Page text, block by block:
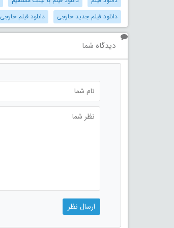
دانلود فیلم جدید خارجی
دانلود فیلم خارجی
دیدگاه شما